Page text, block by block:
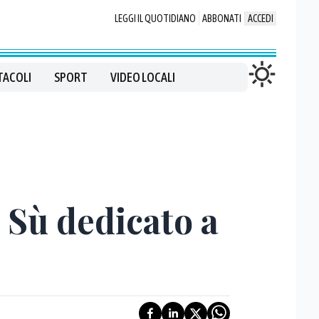
LEGGI IL QUOTIDIANO ABBONATI ACCEDI
SPORT VIDEO LOCALI
dedicato a